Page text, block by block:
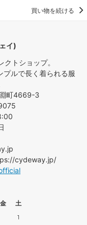
買い物を続ける
イ)
トショップ。
プルで長く着られる服
町4669-3
cydeway.jp/
金
土
1